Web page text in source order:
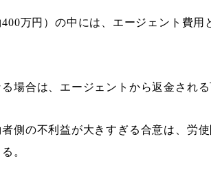
万円）の中には、エージェント費
場合は、エージェントから返金され
側の不利益が大きすぎる合意は、労
。